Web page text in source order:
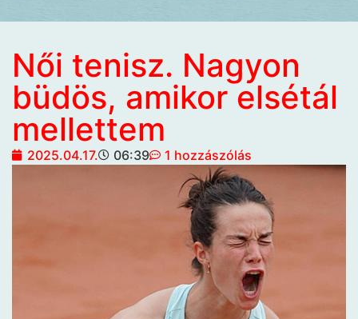
Női tenisz. Nagyon
büdös, amikor elsétál
mellettem
2025.04.17. 06:39 1 hozzászólás